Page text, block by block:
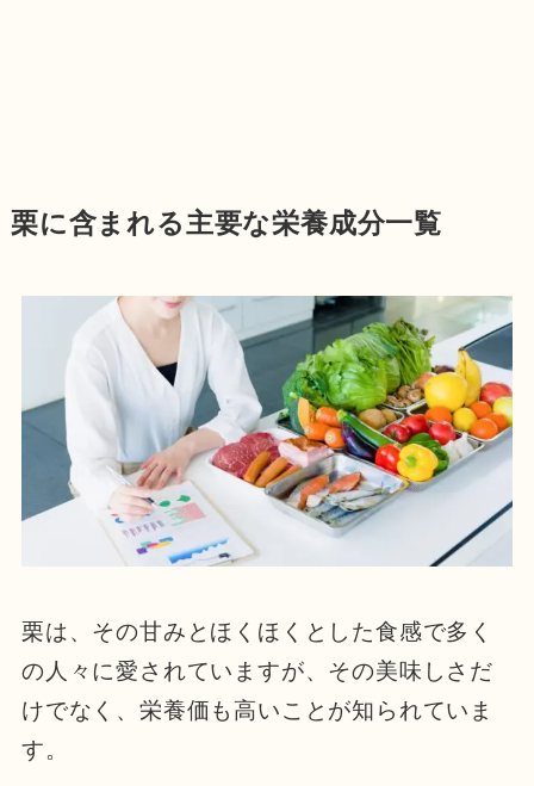
栗に含まれる主要な栄養成分一覧
栗は、その甘みとほくほくとした食感で多く
の人々に愛されていますが、その美味しさだ
けでなく、栄養価も高いことが知られていま
す。